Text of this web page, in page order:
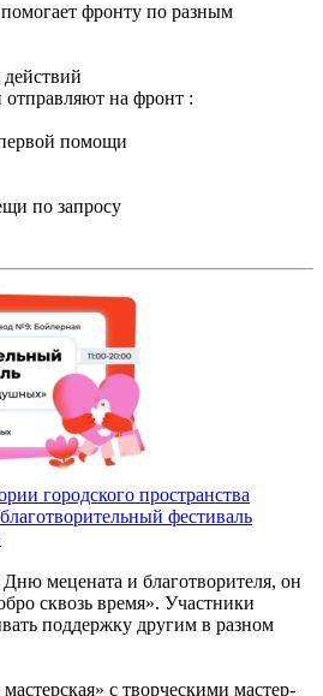
фронту по разным
отправляют на фронт :
помощи
по запросу
городского пространства
фестиваль
мецената и благотворителя, он
сквозь время». Участники
поддержку другим в разном
с творческими мастер-